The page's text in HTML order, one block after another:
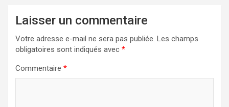
Laisser un commentaire
Votre adresse e-mail ne sera pas publiée. Les champs
obligatoires sont indiqués avec *
Commentaire *